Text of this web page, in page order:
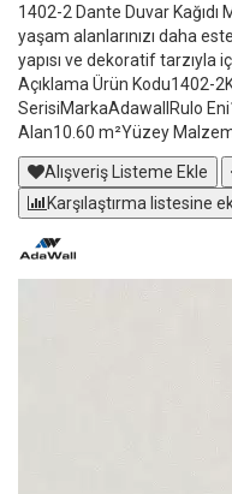
1402-2 Dante Duvar Kağıdı
yaşam alanlarınızı daha
yapısı ve dekoratif tarzıyla
Açıklama Ürün Kodu1402-
SerisiMarkaAdawallRulo
Alan10.60 m²Yüzey
Alışveriş Listeme Ekle
Karşılaştırma listesine